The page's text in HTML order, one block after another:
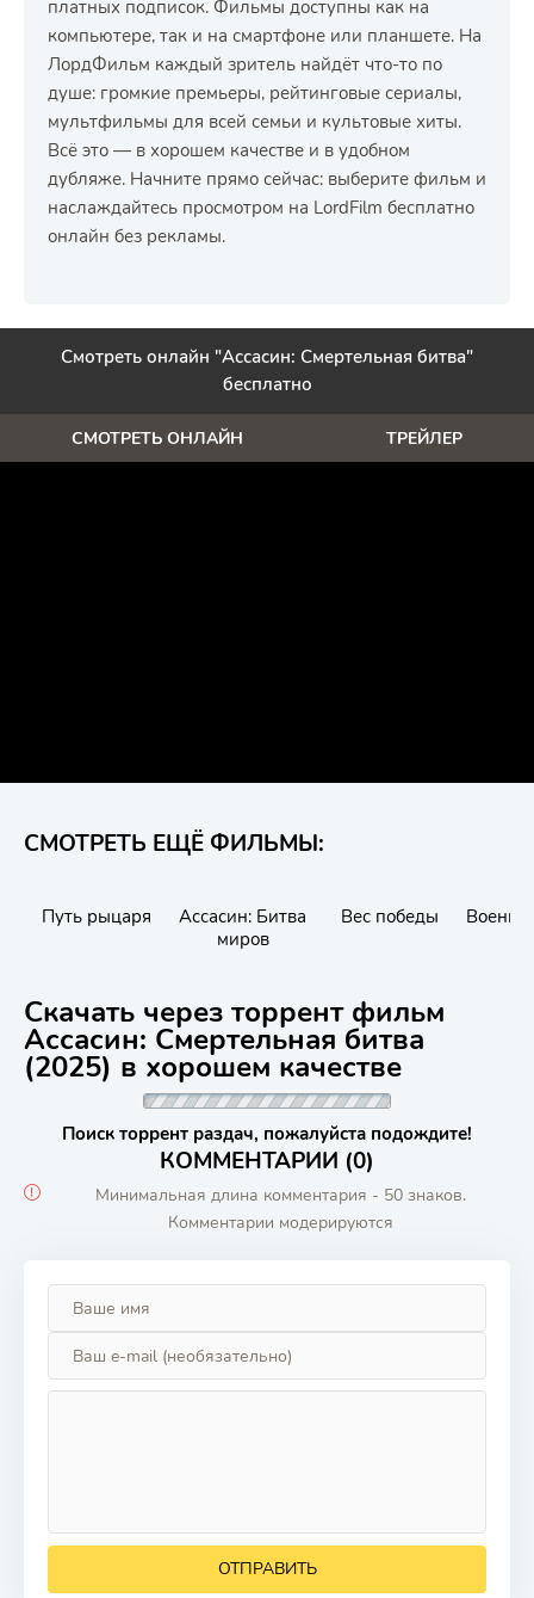
платных подписок. Фильмы доступны как на
компьютере, так и на смартфоне или планшете. На
ЛордФильм каждый зритель найдёт что-то по
душе: громкие премьеры, рейтинговые сериалы,
мультфильмы для всей семьи и культовые хиты.
Всё это — в хорошем качестве и в удобном
дубляже. Начните прямо сейчас: выберите фильм и
наслаждайтесь просмотром на LordFilm бесплатно
онлайн без рекламы.
Смотреть онлайн "Ассасин: Смертельная битва"
бесплатно
СМОТРЕТЬ ОНЛАЙН ТРЕЙЛЕР
СМОТРЕТЬ ЕЩЁ ФИЛЬМЫ:
Путь рыцаря
Ассасин: Битва
миров
Вес победы
Скачать через торрент фильм
Ассасин: Смертельная битва
(2025) в хорошем качестве
Поиск торрент раздач, пожалуйста подождите!
КОММЕНТАРИИ (0)
Минимальная длина комментария - 50 знаков.
Комментарии модерируются
ОТПРАВИТЬ